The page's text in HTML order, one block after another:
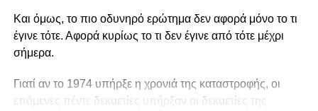
ανοικτή, συμπεριληπτική και αποτελεσματική συμμετοχή
της κοινωνίας των πολιτών ως συστατικό στοιχείο της
δημοκρατικής διακυβέρνησης. Η πολιτική
δραστηριοποίηση, επομένως, δεν αναιρεί την ανεξαρτησία
μιας οργάνωσης, εφόσον είναι διαφανής, συμβατή με τον
Και όμως, το πιο οδυνηρό ερώτημα δεν αφορά μόνο το τι
έγινε τότε. Αφορά κυρίως το τι δεν έγινε από τότε μέχρι
σήμερα.
Γιατί αν το 1974 υπήρξε η χρονιά της καταστροφής, οι
επόμενες πέντε δεκαετίες υπήρξαν οι δεκαετίες της